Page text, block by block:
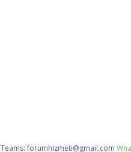
Teams:forumhizmeti@gmail.com